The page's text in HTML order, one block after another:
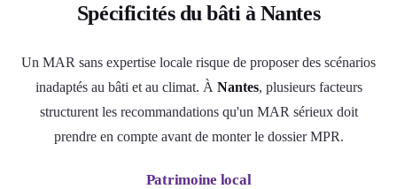
Spécificités du bâti à Nantes
Un MAR sans expertise locale risque de proposer des scénarios
inadaptés au bâti et au climat. À Nantes, plusieurs facteurs
structurent les recommandations qu'un MAR sérieux doit
prendre en compte avant de monter le dossier MPR.
Patrimoine local